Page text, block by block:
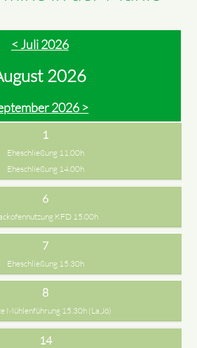
< Juli 2026
2026
2026 >
1
Eheschließung 11.00h
Eheschließung 14.00h
6
KFD 15.00h
7
Eheschließung 15.30h
8
Mühlenführung 15.30h (La,Jö)
14